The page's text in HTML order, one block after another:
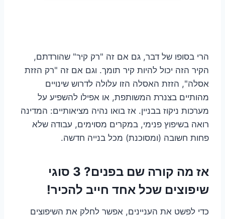
הרי בסופו של דבר, גם אם זה "רק קיר" שהורדתם,
הקיר הזה יכול להיות קיר תומך. וגם אם זה "רק הזזת
אסלה", הזזת האסלה הזו עלולה לדרוש שינויים
מהותיים בצנרת המשותפת, או אפילו להשפיע על
מערכות ניקוז בבניין. אז בואו נהיה מציאותיים: המדינה
רואה בשיפוץ פנימי, במקרים מסוימים, עבודה שלא
פחות חשובה (ומסוכנת) מכל בנייה חדשה.
אז מה קורה שם בפנים? 3 סוגי
שיפוצים שכל אחד חייב להכיר!
כדי לפשט את העניינים, אפשר לחלק את השיפוצים